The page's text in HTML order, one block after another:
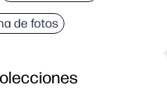
de fotos